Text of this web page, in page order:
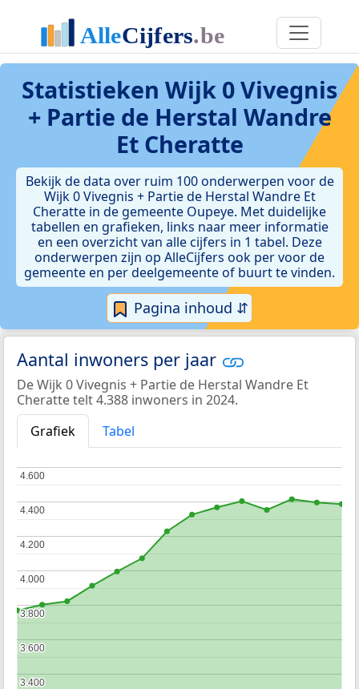
Statistieken Wijk 0 Vivegnis
+ Partie de Herstal Wandre
Et Cheratte
Bekijk de data over ruim 100 onderwerpen voor de
Wijk 0 Vivegnis + Partie de Herstal Wandre Et
Cheratte in de gemeente Oupeye. Met duidelijke
tabellen en grafieken, links naar meer informatie
en een overzicht van alle cijfers in 1 tabel. Deze
onderwerpen zijn op AlleCijfers ook per voor de
gemeente en per deelgemeente of buurt te vinden.
Pagina inhoud ⇵
Aantal inwoners per jaar
De Wijk 0 Vivegnis + Partie de Herstal Wandre Et
Cheratte telt 4.388 inwoners in 2024.
Grafiek
Tabel
3.400
3.400
3.600
3.600
3.800
3.800
4.000
4.000
4.200
4.200
4.400
4.400
4.600
4.600